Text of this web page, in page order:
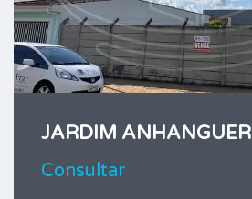
JARDIM
Consultar